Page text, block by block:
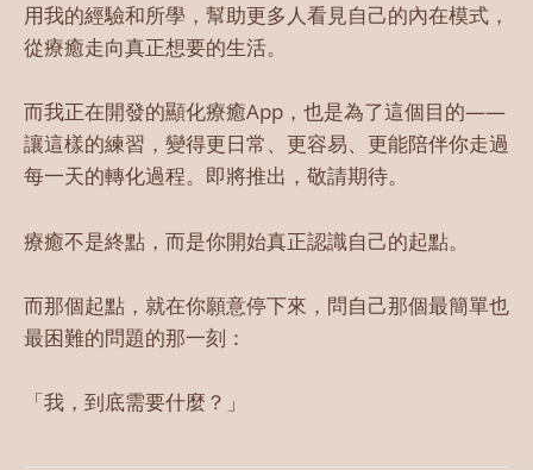
用我的經驗和所學，幫助更多人看見自己的內在模式，
從療癒走向真正想要的生活。
而我正在開發的顯化療癒App，也是為了這個目的——
讓這樣的練習，變得更日常、更容易、更能陪伴你走過
每一天的轉化過程。即將推出，敬請期待。
療癒不是終點，而是你開始真正認識自己的起點。
而那個起點，就在你願意停下來，問自己那個最簡單也
最困難的問題的那一刻：
「我，到底需要什麼？」